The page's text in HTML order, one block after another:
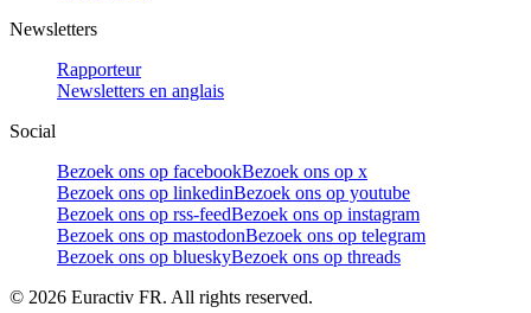
Newsletters
Rapporteur
Newsletters en anglais
Social
Bezoek ons op facebookBezoek ons op x
Bezoek ons op linkedinBezoek ons op youtube
Bezoek ons op rss-feedBezoek ons op instagram
Bezoek ons op mastodonBezoek ons op telegram
Bezoek ons op blueskyBezoek ons op threads
© 2026 Euractiv FR. All rights reserved.